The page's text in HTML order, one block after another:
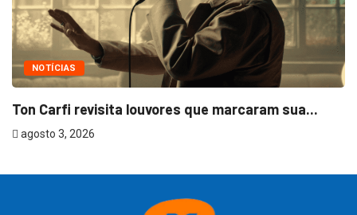
NOTÍCIAS
Ton Carfi revisita louvores que marcaram sua...
agosto 3, 2026